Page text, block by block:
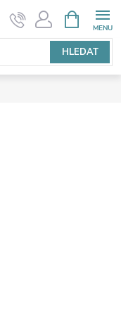
HLEDAT
NÁKUPNÍ
KOŠÍK